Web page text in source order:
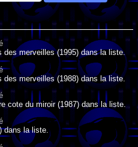
merveilles (1995) dans la liste.
merveilles (1988) dans la liste.
cote du miroir (1987) dans la liste.
dans la liste.